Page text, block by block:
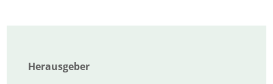
Herausgeber